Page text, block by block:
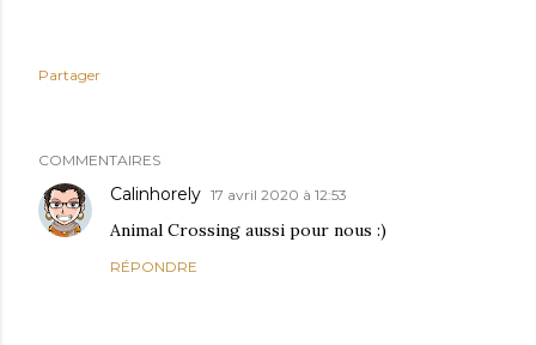
Partager
COMMENTAIRES
Calinhorely 17 avril 2020 à 12:53
Animal Crossing aussi pour nous :)
RÉPONDRE